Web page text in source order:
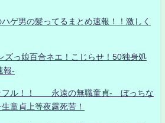
ゲ男の髪ってるまとめ速報！！激しく
ズっ娘百合ネエ！こじらせ！50独身処
報-
フル！！ 永遠の無職童貞- ぼっちな
童貞上等夜露死苦！